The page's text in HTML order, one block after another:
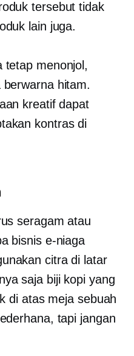
tersebut tidak
lain juga.
tetap menonjol,
hitam.
kreatif dapat
kontras di
seragam atau
bisnis e-niaga
citra di latar
saja biji kopi yang
di atas meja sebuah
tapi jangan